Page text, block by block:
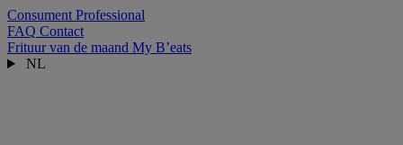
Consument Professional
FAQ Contact
Frituur van de maand My B’eats
NL